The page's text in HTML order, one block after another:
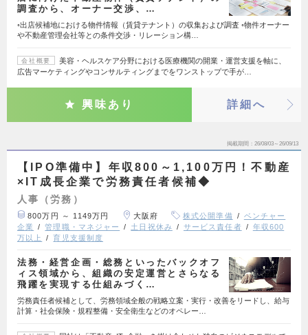
調査から、オーナー交渉、…
◦出店候補地における物件情報（賃貸テナント）の収集および調査 ◦物件オーナー
や不動産管理会社等との条件交渉・リレーション構…
会社概要
美容・ヘルスケア分野における医療機関の開業・運営支援を軸に、
広告マーケティングやコンサルティングまでをワンストップで手が…
興味あり 詳細へ
掲載期間 26/08/03～26/09/13
【IPO準備中】年収800～1,100万円！不動産
×IT成長企業で労務責任者候補◆
人事（労務）
800万円 ～ 1149万円 大阪府 株式公開準備
ベンチャー
企業
管理職・マネジャー 土日祝休み サービス責任者
年収600
万以上
育児支援制度
法務・経営企画・総務といったバックオフ
ィス領域から、組織の安定運営とさらなる
飛躍を実現する仕組みづく…
労務責任者候補として、労務領域全般の戦略立案・実行・改善をリードし、給与
計算・社会保険・規程整備・安全衛生などのオペレー…